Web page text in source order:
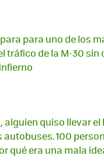
para uno de los
tráfico de la M-30 sin
alguien quiso llevar el
autobuses. 100
qué era una mala